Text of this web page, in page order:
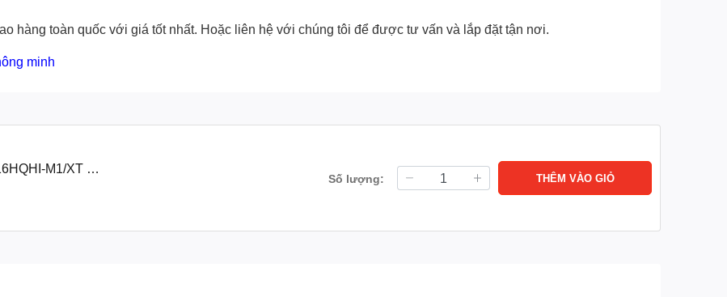
hàng toàn quốc với giá tốt nhất. Hoặc liên hệ với chúng tôi để được tư vấn và lắp đặt tận nơi.
minh
M1/XT 16
Số lượng: THÊM VÀO GIỎ